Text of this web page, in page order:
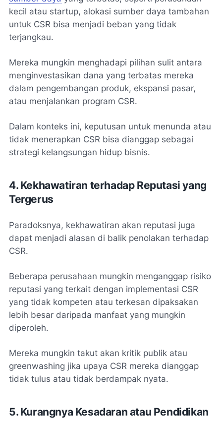
kecil atau startup, alokasi sumber daya tambahan
untuk CSR bisa menjadi beban yang tidak
terjangkau.
Mereka mungkin menghadapi pilihan sulit antara
menginvestasikan dana yang terbatas mereka
dalam pengembangan produk, ekspansi pasar,
atau menjalankan program CSR.
Dalam konteks ini, keputusan untuk menunda atau
tidak menerapkan CSR bisa dianggap sebagai
strategi kelangsungan hidup bisnis.
4. Kekhawatiran terhadap Reputasi yang
Tergerus
Paradoksnya, kekhawatiran akan reputasi juga
dapat menjadi alasan di balik penolakan terhadap
CSR.
Beberapa perusahaan mungkin menganggap risiko
reputasi yang terkait dengan implementasi CSR
yang tidak kompeten atau terkesan dipaksakan
lebih besar daripada manfaat yang mungkin
diperoleh.
Mereka mungkin takut akan kritik publik atau
greenwashing jika upaya CSR mereka dianggap
tidak tulus atau tidak berdampak nyata.
5. Kurangnya Kesadaran atau Pendidikan